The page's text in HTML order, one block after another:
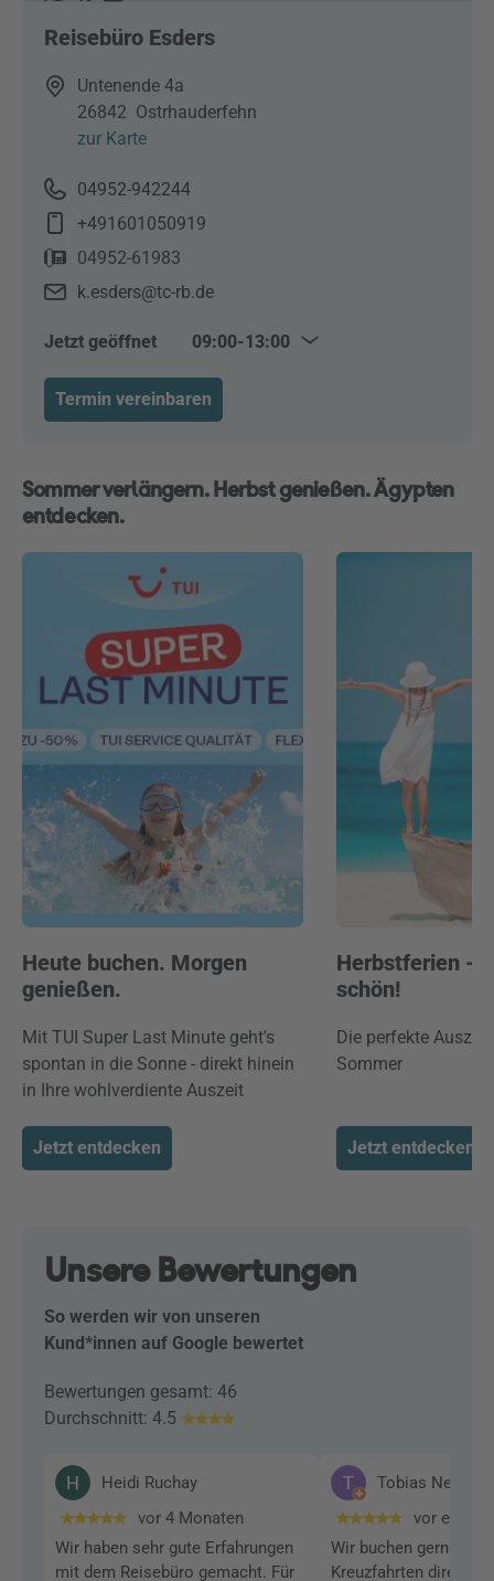
Reisebüro Esders
Untenende 4a
26842 Ostrhauderfehn
zur Karte
04952-942244
+491601050919
04952-61983
k.esders@tc-rb.de
Jetzt geöffnet
09:00-13:00
Mo–Sa
09:00–13:00
Mo–Fr
14:30–18:00
Termin vereinbaren
Sommer verlängern. Herbst genießen. Ägypten
entdecken.
Heute buchen. Morgen
genießen.
Mit TUI Super Last Minute geht's
spontan in die Sonne - direkt hinein
in Ihre wohlverdiente Auszeit
Jetzt entdecken
Herbstferien -
schön!
Die perfekte
Sommer
Jetzt entdecken
Unsere Bewertungen
So werden wir von unseren
Kund*innen auf Google bewertet
Bewertungen gesamt: 46
Durchschnitt: 4.5
Heidi Ruchay
vor 4 Monaten
Wir haben sehr gute Erfahrungen
mit dem Reisebüro gemacht. Für
Tobias
vor einem
Wir buchen gerne
Kreuzfahrten direkt